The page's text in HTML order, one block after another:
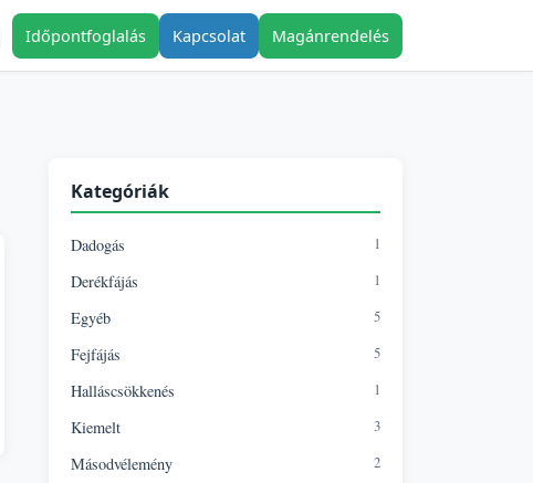
Időpontfoglalás Kapcsolat Magánrendelés
Kategóriák
Dadogás 1
Derékfájás 1
Egyéb 5
Fejfájás 5
Halláscsökkenés 1
Kiemelt 3
Másodvélemény 2